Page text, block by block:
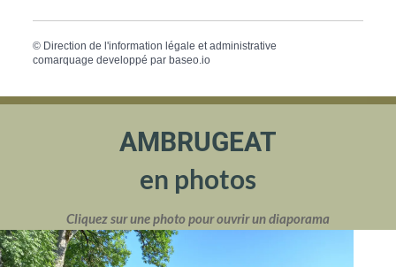
© Direction de l'information légale et administrative
comarquage developpé par baseo.io
AMBRUGEAT
en photos
Cliquez sur une photo pour ouvrir un diaporama